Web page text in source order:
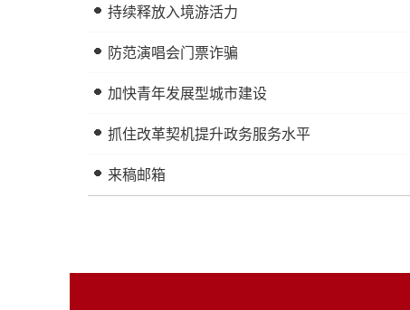
持续释放入境游活力
防范演唱会门票诈骗
加快青年发展型城市建设
抓住改革契机提升政务服务水平
来稿邮箱